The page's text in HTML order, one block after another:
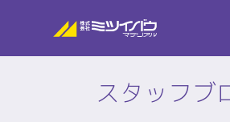
株
スタッフブ